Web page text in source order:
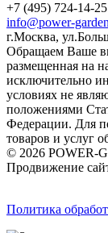
+7 (495) 724-14-25
info@power-
г.Москва,
Обращаем Ваше
размещенная на
исключительно
условиях не
положениями
Федерации. Для
товаров и услуг
© 2026 POWER-
Продвижение
Политика